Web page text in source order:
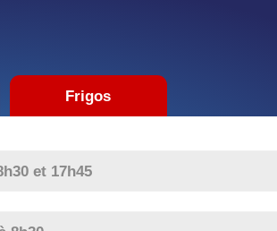
Frigos